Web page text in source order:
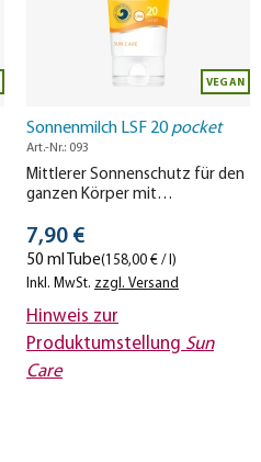
VEGAN
Sonnenmilch LSF 20pocket
Art.-Nr.: 093
Mittlerer Sonnenschutz für den
ganzen Körper mit
der praktischen Reisegröße.
Stückpreis
7,90 €
50 ml Tube(158,00 € / l)
Inkl. MwSt. zzgl. Versand
Hinweis zur
Produktumstellung Sun
Care